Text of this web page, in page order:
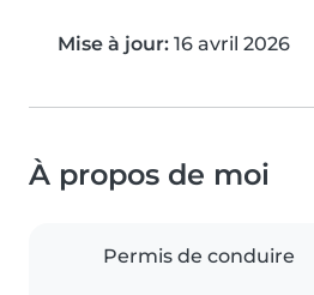
Mise à jour: 16 avril 2026
À propos de moi
Permis de conduire